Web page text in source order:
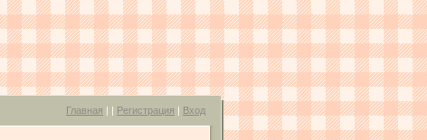
Главная | | Регистрация | Вход